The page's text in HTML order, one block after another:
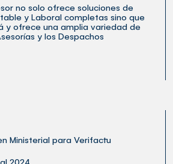
no solo ofrece soluciones de
y Laboral completas sino que
y ofrece una amplia variedad de
y los Despachos
Ministerial para Verifactu
2024